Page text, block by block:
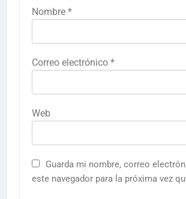
Nombre *
Correo electrónico *
Web
Guarda mi nombre, correo
este navegador para la próxima vez